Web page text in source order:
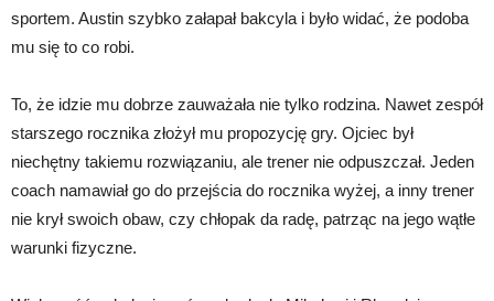
sportem. Austin szybko załapał bakcyla i było widać, że podoba
mu się to co robi.
To, że idzie mu dobrze zauważała nie tylko rodzina. Nawet zespół
starszego rocznika złożył mu propozycję gry. Ojciec był
niechętny takiemu rozwiązaniu, ale trener nie odpuszczał. Jeden
coach namawiał go do przejścia do rocznika wyżej, a inny trener
nie krył swoich obaw, czy chłopak da radę, patrząc na jego wątłe
warunki fizyczne.